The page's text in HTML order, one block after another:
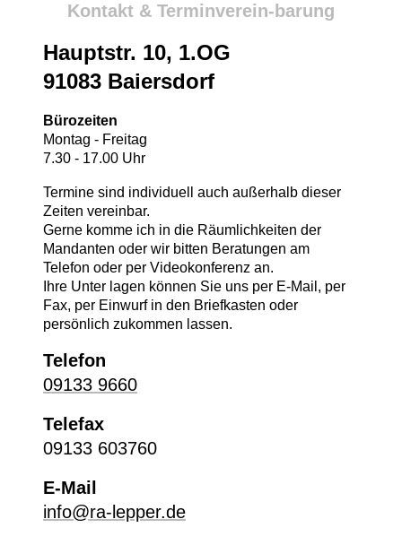
Kontakt & Terminverein-barung
Hauptstr. 10, 1.OG
91083 Baiersdorf
Bürozeiten
Montag - Freitag
7.30 - 17.00 Uhr
Termine sind individuell auch außerhalb dieser
Zeiten vereinbar.
Gerne komme ich in die Räumlichkeiten der
Mandanten oder wir bitten Beratungen am
Telefon oder per Videokonferenz an.
Ihre Unter lagen können Sie uns per E-Mail, per
Fax, per Einwurf in den Briefkasten oder
persönlich zukommen lassen.
Telefon
09133 9660
Telefax
09133 603760
E-Mail
info@ra-lepper.de